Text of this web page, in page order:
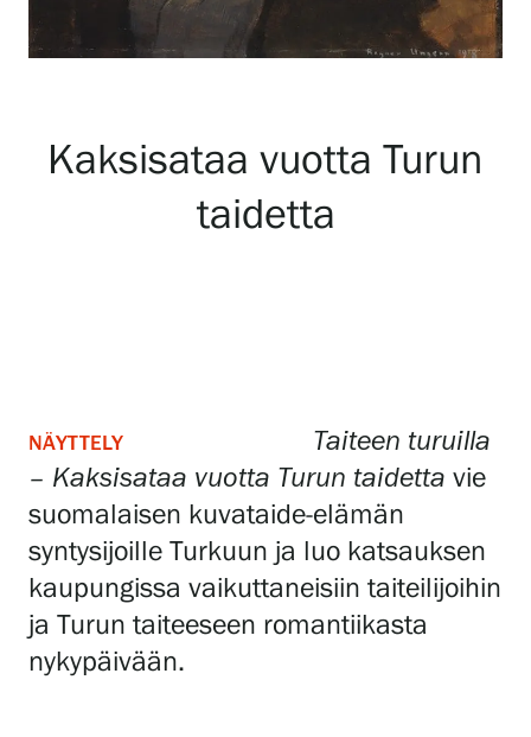
Serlachius Residenssi
Serlachius Taidesauna
Medialle
Vastuullisuus
Esteettömyys
Kaksisataa vuotta Turun
taidetta
NÄYTTELY
Taiteen turuilla
– Kaksisataa vuotta Turun taidetta vie
suomalaisen kuvataide-elämän
syntysijoille Turkuun ja luo katsauksen
kaupungissa vaikuttaneisiin taiteilijoihin
ja Turun taiteeseen romantiikasta
nykypäivään.